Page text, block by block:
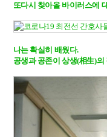
또다시 찾아올 바이러스에
나는 확실히 배웠다.
공생과 공존이 상생(相生)의